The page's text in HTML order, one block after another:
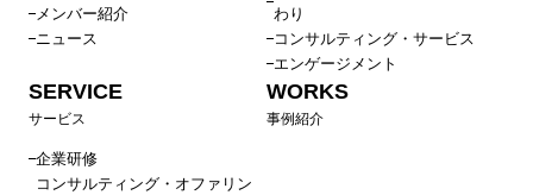
メンバー紹介
ニュース
わり
コンサルティング・サービス
エンゲージメント
SERVICE
サービス
企業研修
コンサルティング・オファリン
WORKS
事例紹介